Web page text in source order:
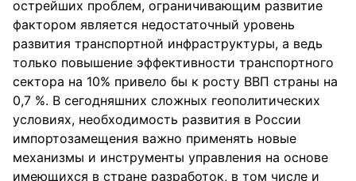
острейших проблем, ограничивающим развитие
фактором является недостаточный уровень
развития транспортной инфраструктуры, а ведь
только повышение эффективности транспортного
сектора на 10% привело бы к росту ВВП страны на
0,7 %. В сегодняшних сложных геополитических
условиях, необходимость развития в России
импортозамещения важно применять новые
механизмы и инструменты управления на основе
имеющихся в стране разработок, в том числе и